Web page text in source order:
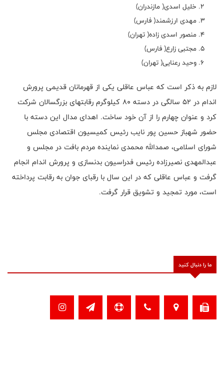
خلیل اسدی( مازندران)
مهدی ارزشمند( فارس)
منصور اسدی زاده( تهران)
مجتبی زارع( فارس)
وحید رعنایی( تهران)
لازم به ذکر است که عباس عاقلی یکی از قهرمانان قدیمی پرورش
اندام در 52 سالگی در دسته 80 کیلوگرم رقابتهای بزرگسالان شرکت
کرد و عنوان چهارم را از آن خود ساخت. اهدای مدال این دسته با
حضور شهباز حسین پور نایب رئیس کمیسیون اقتصادی مجلس
شورای اسلامی، صمدالله محمدی نماینده مردم بافت در مجلس و
عبدالمهدی نصیرزاده رئیس فدراسیون بدنسازی و پرورش اندام انجام
گرفت و عباس عاقلی که در این سال با رقبای جوان به رقابت پرداخته
است، مورد تمجید و تشویق قرار گرفت.
ما را دنبال کنید